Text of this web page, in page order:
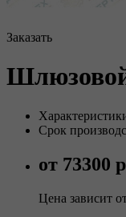
Заказать
Срок
от 73300
Цена зависит